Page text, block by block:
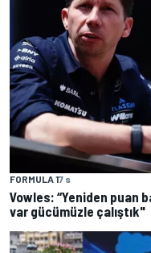
FORMULA 17 s
Vowles: “Yeniden puan
var gücümüzle çalıştık"